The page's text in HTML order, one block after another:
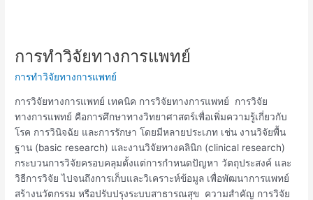
การทำวิจัยทางการแพทย์
การทำวิจัยทางการแพทย์
การวิจัยทางการแพทย์ เทคนิค การวิจัยทางการแพทย์ การวิจัย
ทางการแพทย์ คือการศึกษาทางวิทยาศาสตร์เพื่อเพิ่มความรู้เกี่ยวกับ
โรค การวินิจฉัย และการรักษา โดยมีหลายประเภท เช่น งานวิจัยพื้น
ฐาน (basic research) และงานวิจัยทางคลินิก (clinical research)
กระบวนการวิจัยครอบคลุมตั้งแต่การกำหนดปัญหา วัตถุประสงค์ และ
วิธีการวิจัย ไปจนถึงการเก็บและวิเคราะห์ข้อมูล เพื่อพัฒนาการแพทย์
สร้างนวัตกรรม หรือปรับปรุงระบบสาธารณสุข ความสำคัญ การวิจัย
การ
วิจัย
ทางการ
แพทย์